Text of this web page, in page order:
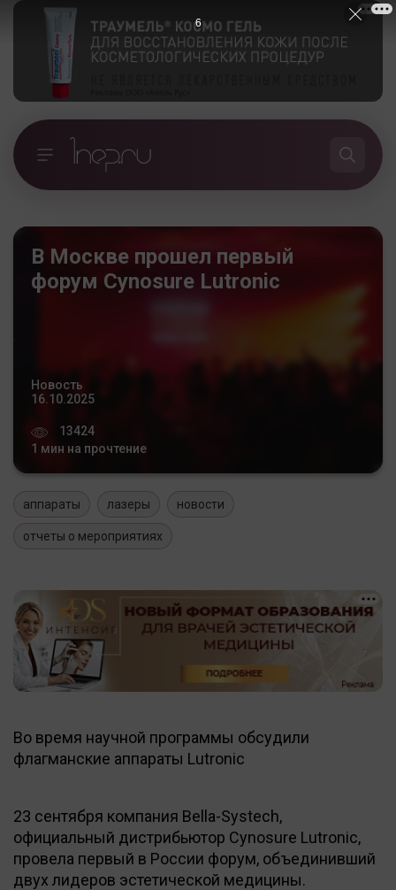
В Москве прошел первый
форум Cynosure Lutronic
Новость
16.10.2025
13424
1 мин на прочтение
аппараты лазеры новости
отчеты о мероприятиях
Во время научной программы обсудили
флагманские аппараты Lutroniс
23 сентября компания Bella-Systech,
официальный дистрибьютор Cynosure Lutronic,
провела первый в России форум, объединивший
двух лидеров эстетической медицины.
5